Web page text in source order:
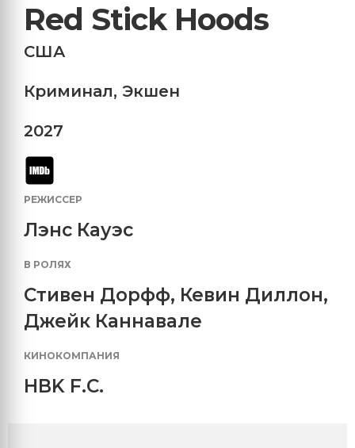
Red Stick Hoods
США
Криминал, Экшен
2027
РЕЖИССЕР
Лэнс Кауэс
В РОЛЯХ
Стивен Дорфф, Кевин Диллон,
Джейк Каннавале
КИНОКОМПАНИЯ
HBK F.C.